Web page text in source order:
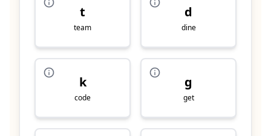
t
team
d
dine
k
code
g
get